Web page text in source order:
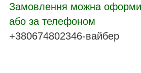
Замовлення можна
або за телефоном
+380674802346-вайбер